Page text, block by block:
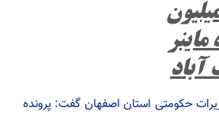
۱۲۶ میلیون
آباد
حکومتی استان اصفهان گفت: پرونده